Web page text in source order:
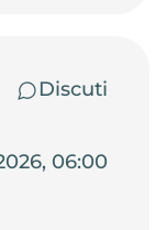
Discuti
06:00